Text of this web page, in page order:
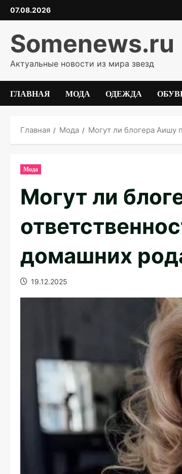
Перейти
к
содержимому
07.08.2026
Somenews.ru
Актуальные новости из мира звезд
ГЛАВНАЯ МОДА ОДЕЖДА
Главная Мода Могут ли блогера Аишу
Мода
Могут ли
домашних
19.12.2025